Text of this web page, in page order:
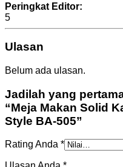
Peringkat Editor:
5
Ulasan
Belum ada ulasan.
Jadilah yang
“Meja Makan Solid
Style BA-505”
Rating Anda *